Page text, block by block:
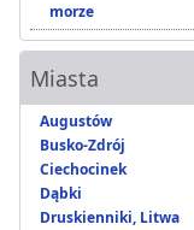
morze
Miasta
Augustów
Busko-Zdrój
Ciechocinek
Dąbki
Druskienniki, Litwa